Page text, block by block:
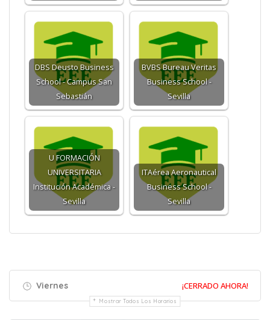
DBS Deusto Business
School - Campus San
Sebastián
BVBS Bureau Veritas
Business School -
Sevilla
U FORMACIÓN
UNIVERSITARIA
Institución Académica -
Sevilla
ITAérea Aeronautical
Business School -
Sevilla
Viernes ¡CERRADO AHORA!
Mostrar Todos Los Horarios